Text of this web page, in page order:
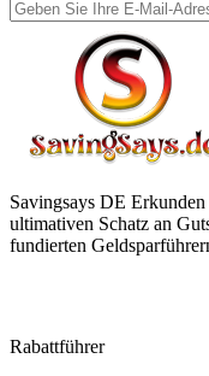
Savingsays DE Erkunden
ultimativen Schatz an
fundierten
Rabattführer